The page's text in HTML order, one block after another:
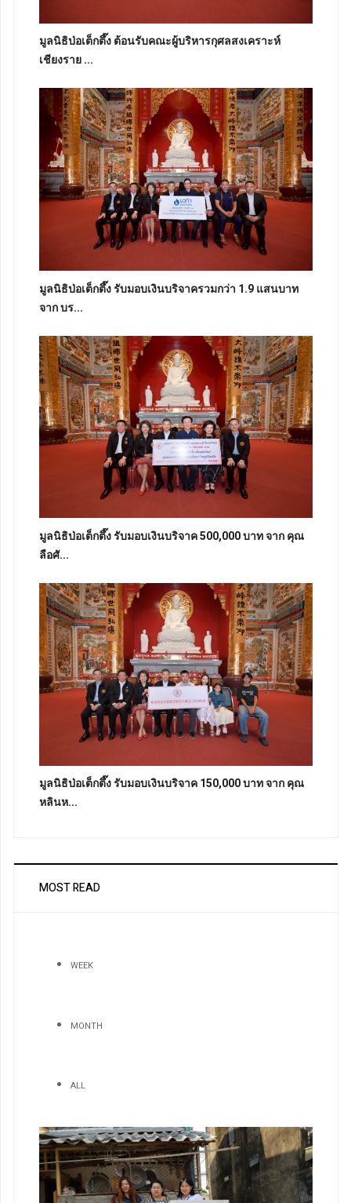
มูลนิธิป่อเต็กตึ๊ง ต้อนรับคณะผู้บริหารกุศลสงเคราะห์
เชียงราย ...
มูลนิธิป่อเต็กตึ๊ง รับมอบเงินบริจาครวมกว่า 1.9 แสนบาท
จาก บร...
มูลนิธิป่อเต็กตึ๊ง รับมอบเงินบริจาค 500,000 บาท จาก คุณ
ลือศั...
มูลนิธิป่อเต็กตึ๊ง รับมอบเงินบริจาค 150,000 บาท จาก คุณ
หลินห...
MOST READ
WEEK
MONTH
ALL